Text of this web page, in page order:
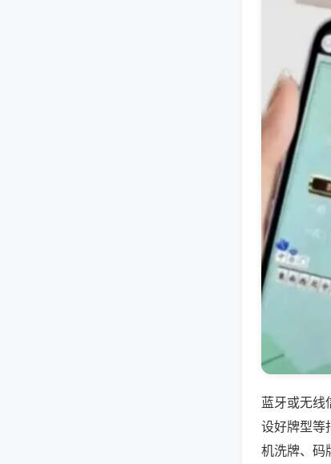
蓝牙或无线
设好牌型等
机洗牌、码